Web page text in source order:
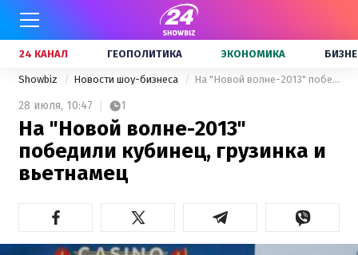
24 КАНАЛ ГЕОПОЛИТИКА ЭКОНОМИКА
Showbiz Новости шоу-бизнеса На "Новой волне-2013" победили кубинец, грузинка и вьетнамец
28 июля, 10:47 1
На "Новой волне-2013"
победили кубинец, грузинка и
вьетнамец